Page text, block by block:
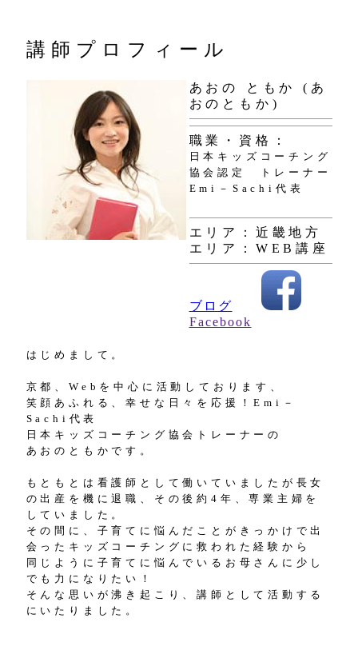
講師プロフィール
あおの ともか (あ
おのともか)
職業・資格：
日本キッズコーチング
協会認定 トレーナー
Emi－Sachi代表
エリア：近畿地方
エリア：WEB講座
ブログ
Facebook
はじめまして。
京都、Webを中心に活動しております、
笑顔あふれる、幸せな日々を応援！Emi－
Sachi代表
日本キッズコーチング協会トレーナーの
あおのともかです。
もともとは看護師として働いていましたが長女
の出産を機に退職、その後約4年、専業主婦を
していました。
その間に、子育てに悩んだことがきっかけで出
会ったキッズコーチングに救われた経験から
同じように子育てに悩んでいるお母さんに少し
でも力になりたい！
そんな思いが沸き起こり、講師として活動する
にいたりました。